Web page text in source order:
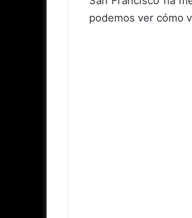
podemos ver cómo